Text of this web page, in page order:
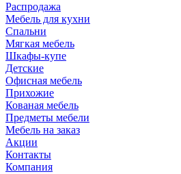
Распродажа
Мебель для кухни
Спальни
Мягкая мебель
Шкафы-купе
Детские
Офисная мебель
Прихожие
Кованая мебель
Предметы мебели
Мебель на заказ
Акции
Контакты
Компания